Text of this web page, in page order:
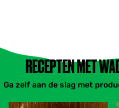
RECEPTEN MET
Ga zelf aan de slag met